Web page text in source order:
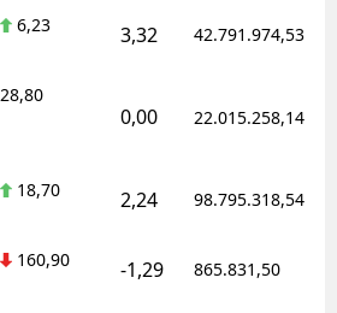
6,23 3,32 42.791.974,53
28,80
0,00 22.015.258,14
18,70 2,24 98.795.318,54
160,90 -1,29 865.831,50